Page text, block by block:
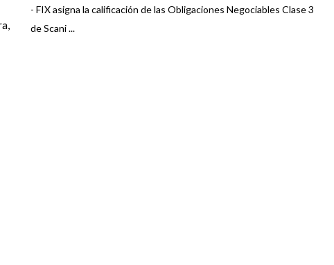
- FIX asigna la calificación de las Obligaciones Negociables Clase 3
de Scani ...